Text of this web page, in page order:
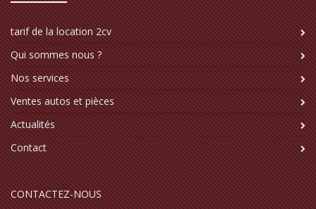
tarif de la location 2cv
Qui sommes nous ?
Nos services
Ventes autos et pièces
Actualités
Contact
CONTACTEZ-NOUS